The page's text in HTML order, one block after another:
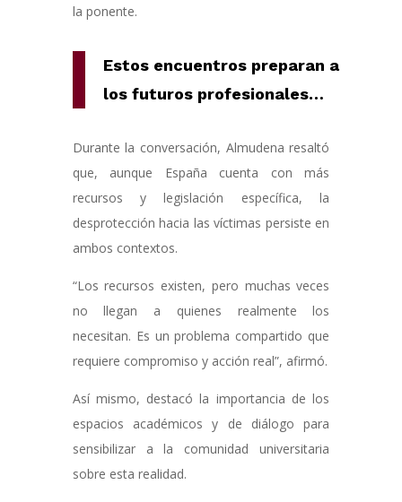
la ponente.
Estos encuentros preparan a
los futuros profesionales…
Durante la conversación, Almudena resaltó
que, aunque España cuenta con más
recursos y legislación específica, la
desprotección hacia las víctimas persiste en
ambos contextos.
“Los recursos existen, pero muchas veces
no llegan a quienes realmente los
necesitan. Es un problema compartido que
requiere compromiso y acción real”, afirmó.
Así mismo, destacó la importancia de los
espacios académicos y de diálogo para
sensibilizar a la comunidad universitaria
sobre esta realidad.